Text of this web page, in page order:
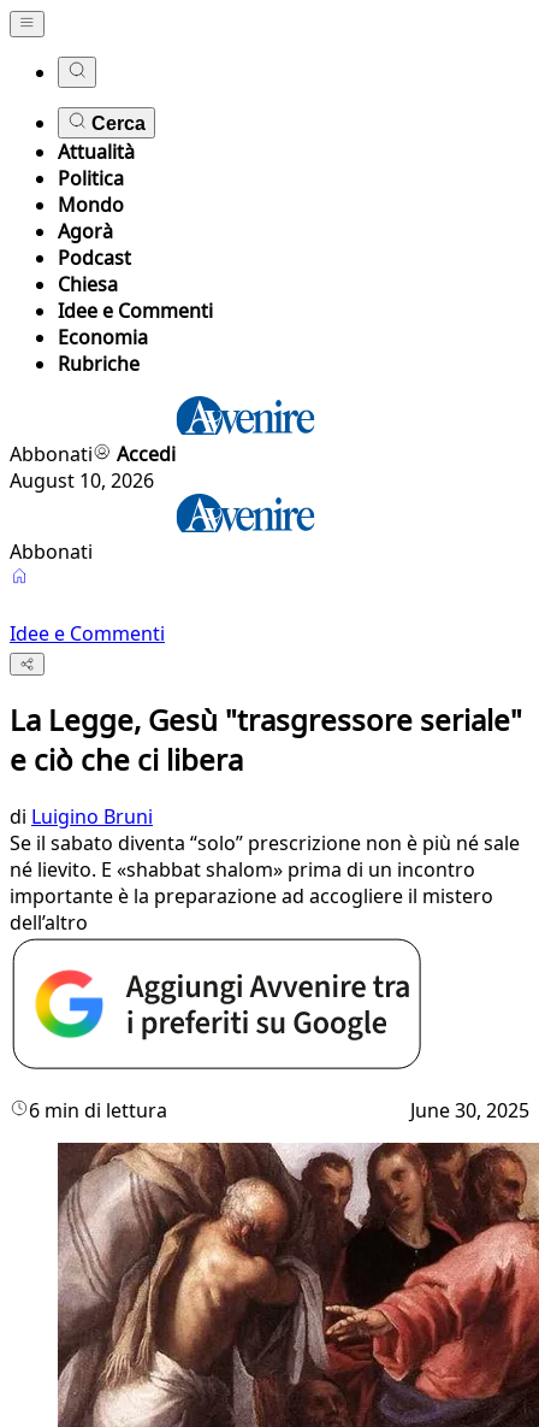
Cerca
Attualità
Politica
Mondo
Agorà
Podcast
Chiesa
Idee e Commenti
Economia
Rubriche
Abbonati
Accedi
August 10, 2026
Abbonati
Idee e Commenti
La Legge, Gesù "trasgressore seriale"
e ciò che ci libera
di Luigino Bruni
Se il sabato diventa “solo” prescrizione non è più né sale
né lievito. E «shabbat shalom» prima di un incontro
importante è la preparazione ad accogliere il mistero
dell’altro
6 min di lettura June 30, 2025